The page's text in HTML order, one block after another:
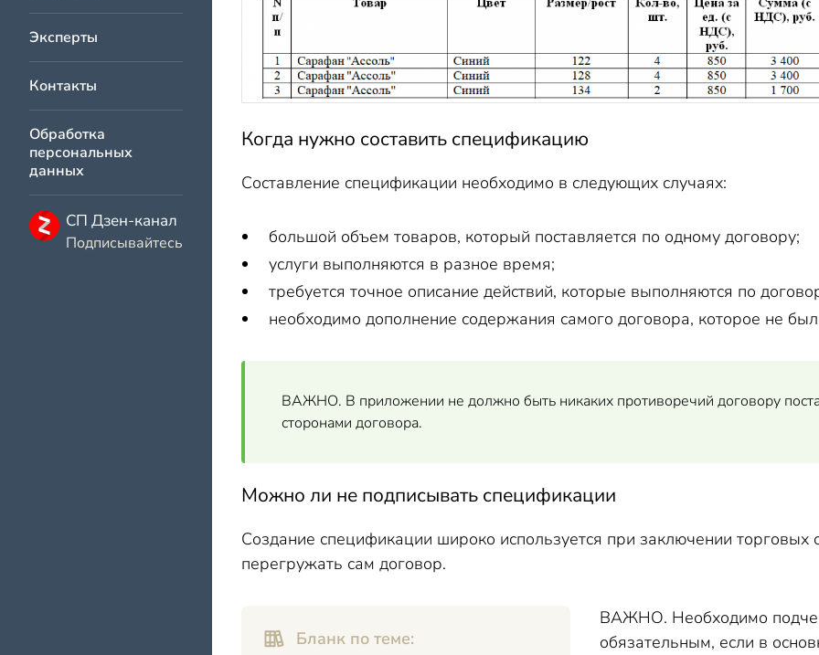
Эксперты
Контакты
Обработка
персональных
данных
СП Дзен-канал
Подписывайтесь
Когда нужно составить спецификацию
Составление спецификации необходимо в следующих случаях:
большой объем товаров, который поставляется по одному договору;
услуги выполняются в разное время;
требуется точное описание действий, которые выполняются по
необходимо дополнение содержания самого договора, которое не
ВАЖНО. В приложении не должно быть никаких противоречий договору
сторонами договора.
Можно ли не подписывать спецификации
Создание спецификации широко используется при заключении
перегружать сам договор.
Бланк по теме:
ВАЖНО. Необходимо
обязательным, если в